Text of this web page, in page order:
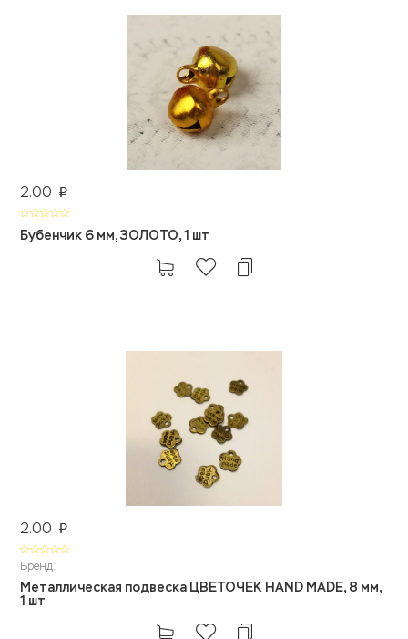
2.00 p
Бубенчик 6 мм, ЗОЛОТО, 1 шт
2.00 p
Бренд:
Металлическая подвеска ЦВЕТОЧЕК HAND MADE, 8 мм,
1 шт